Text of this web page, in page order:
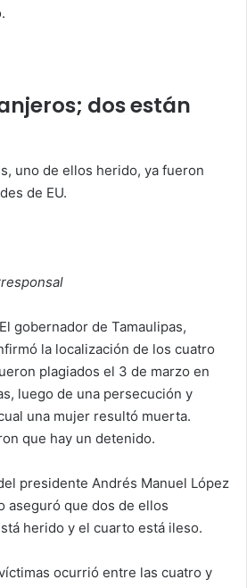
dos están
uno de ellos herido, ya fueron
de EU.
gobernador de Tamaulipas,
la localización de los cuatro
plagiados el 3 de marzo en
luego de una persecución y
una mujer resultó muerta.
que hay un detenido.
presidente Andrés Manuel López
aseguró que dos de ellos
herido y el cuarto está ileso.
ocurrió entre las cuatro y